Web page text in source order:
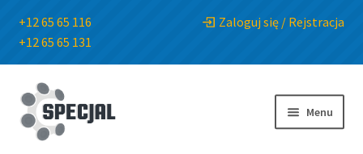
+12 65 65 116
+12 65 65 131
Zaloguj się / Rejstracja
Przejdź
do
nawigacji
Przejdź
do
treści
Menu